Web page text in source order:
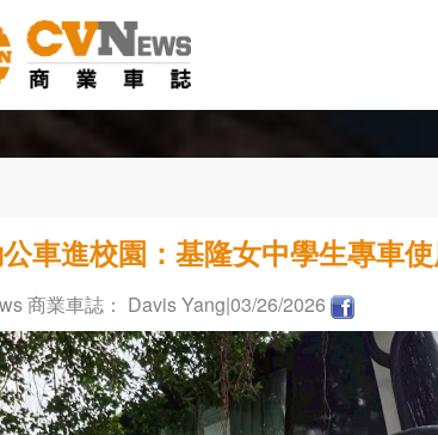
車進校園：基隆女中學生專車
商業車誌： Davis Yang|03/26/2026